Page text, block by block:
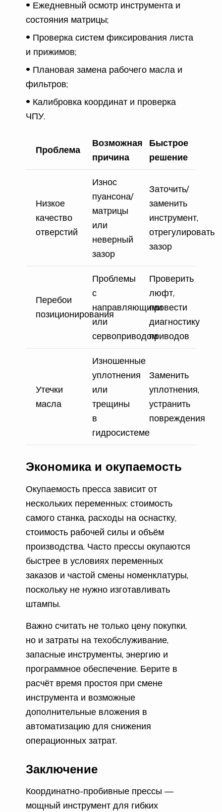
Ежедневный осмотр инструмента и
состояния матрицы;
Проверка систем фиксирования листа
и прижимов;
Плановая замена рабочего масла и
фильтров;
Калибровка координат и проверка
ЧПУ.
Проблема
Возможная
причина
Быстрое
решение
Низкое
качество
отверстий
Износ
пуансона/
матрицы
или
неверный
зазор
Заточить/
заменить
инструмент,
отрегулировать
зазор
Перебои
позиционирования
Проблемы
с
направляющими
или
сервоприводом
Проверить
люфт,
провести
диагностику
приводов
Утечки
масла
Изношенные
уплотнения
или
трещины
в
гидросистеме
Заменить
уплотнения,
устранить
повреждения
Экономика и окупаемость
Окупаемость пресса зависит от
нескольких переменных: стоимость
самого станка, расходы на оснастку,
стоимость рабочей силы и объём
производства. Часто прессы окупаются
быстрее в условиях переменных
заказов и частой смены номенклатуры,
поскольку не нужно изготавливать
штампы.
Важно считать не только цену покупки,
но и затраты на техобслуживание,
запасные инструменты, энергию и
программное обеспечение. Берите в
расчёт время простоя при смене
инструмента и возможные
дополнительные вложения в
автоматизацию для снижения
операционных затрат.
Заключение
Координатно-пробивные прессы —
мощный инструмент для гибких